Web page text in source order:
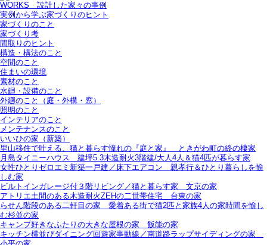
WORKS＿設計した家々の事例
実例から学ぶ家づくりのヒント
家づくりのこと
家づくり考
間取りのヒント
構造・構法のこと
空間のこと
住まいの環境
素材のこと
水廻・設備のこと
外廻のこと（庭・外構・窓）
照明のこと
インテリアのこと
メンテナンスのこと
いいひの家（新築）
里山移住で叶える、猫と暮らす憧れの『庭と家』＿ときがわ町の終の棲家
月島タイニーハウス＿建坪5.3木造耐火3階建/大人4人＆猫4匹が暮らす家
女性ひとりゼロエミ新築一戸建／床下エアコン＿親孝行＆ひとり暮らしを愉
しむ家
ビルトインガレージ付３階リビング／猫と暮らす家＿文京の家
アトリエ土間のある木造耐火ZEHの二世帯住宅＿台東の家
らせん階段のある二軒目の家＿愛着ある街で猫2匹と家族4人の家時間を愉し
む杉並の家
キャンプ好きなふたりの大きな屋根の家＿飯能の家
キッチン横並びダイニング回遊家事動線／南道路ラップサイディングの家＿